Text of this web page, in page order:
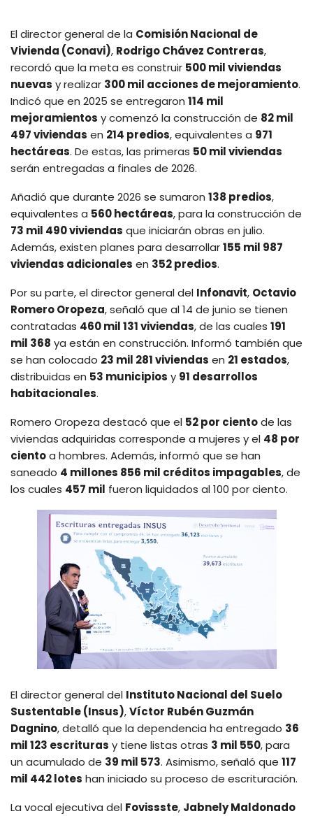
El director general de la Comisión Nacional de
Vivienda (Conavi), Rodrigo Chávez Contreras,
recordó que la meta es construir 500 mil viviendas
nuevas y realizar 300 mil acciones de mejoramiento.
Indicó que en 2025 se entregaron 114 mil
mejoramientos y comenzó la construcción de 82 mil
497 viviendas en 214 predios, equivalentes a 971
hectáreas. De estas, las primeras 50 mil viviendas
serán entregadas a finales de 2026.
Añadió que durante 2026 se sumaron 138 predios,
equivalentes a 560 hectáreas, para la construcción de
73 mil 490 viviendas que iniciarán obras en julio.
Además, existen planes para desarrollar155 mil 987
viviendas adicionales en 352 predios.
Por su parte, el director general del Infonavit, Octavio
Romero Oropeza, señaló que al 14 de junio se tienen
contratadas 460 mil 131 viviendas, de las cuales 191
mil 368 ya están en construcción. Informó también que
se han colocado 23 mil 281 viviendas en 21 estados,
distribuidas en 53 municipios y 91 desarrollos
habitacionales.
Romero Oropeza destacó que el 52 por cientode las
viviendas adquiridas corresponde a mujeres y el 48 por
cientoa hombres. Además, informó que se han
saneado 4 millones 856 mil créditos impagables, de
los cuales 457 mil fueron liquidados al 100 por ciento.
El director general del Instituto Nacional del Suelo
Sustentable (Insus),Víctor Rubén Guzmán
Dagnino, detalló que la dependencia ha entregado 36
mil 123 escrituras y tiene listas otras 3 mil 550, para
un acumulado de 39 mil 573. Asimismo, señaló que 117
mil 442 lotes han iniciado su proceso de escrituración.
La vocal ejecutiva del Fovissste, Jabnely Maldonado